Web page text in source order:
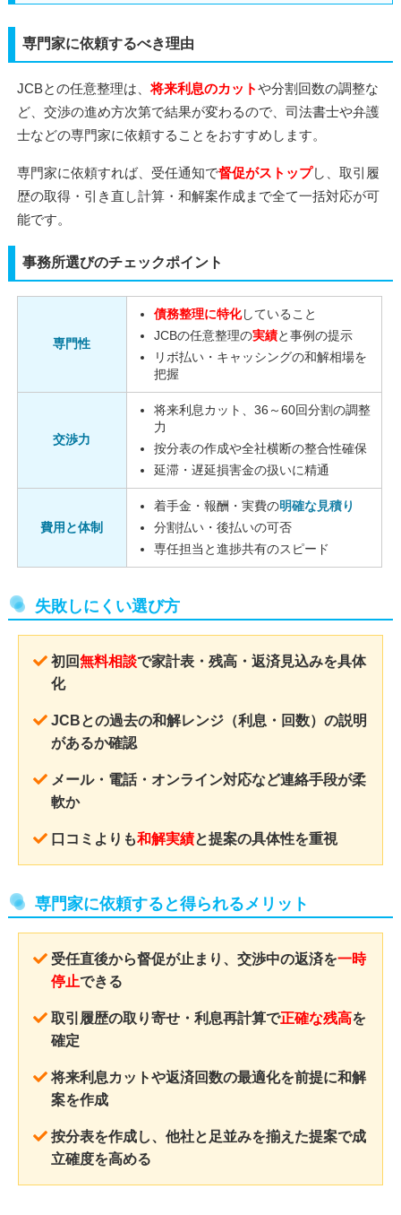
専門家に依頼するべき理由
JCBとの任意整理は、将来利息のカットや分割回数の調整な
ど、交渉の進め方次第で結果が変わるので、司法書士や弁護
士などの専門家に依頼することをおすすめします。
専門家に依頼すれば、受任通知で督促がストップし、取引履
歴の取得・引き直し計算・和解案作成まで全て一括対応が可
能です。
事務所選びのチェックポイント
専門性
債務整理に特化していること
JCBの任意整理の実績と事例の提示
リボ払い・キャッシングの和解相場を
把握
交渉力
将来利息カット、36～60回分割の調整
力
按分表の作成や全社横断の整合性確保
延滞・遅延損害金の扱いに精通
費用と体制
着手金・報酬・実費の明確な見積り
分割払い・後払いの可否
専任担当と進捗共有のスピード
失敗しにくい選び方
初回無料相談で家計表・残高・返済見込みを具体
化
JCBとの過去の和解レンジ（利息・回数）の説明
があるか確認
メール・電話・オンライン対応など連絡手段が柔
軟か
口コミよりも和解実績と提案の具体性を重視
専門家に依頼すると得られるメリット
受任直後から督促が止まり、交渉中の返済を一時
停止できる
取引履歴の取り寄せ・利息再計算で正確な残高を
確定
将来利息カットや返済回数の最適化を前提に和解
案を作成
按分表を作成し、他社と足並みを揃えた提案で成
立確度を高める